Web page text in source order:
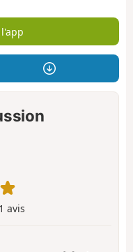
1 avis